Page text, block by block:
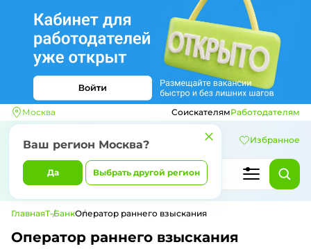
Москва
Ваш регион Москва?
Да Выбрать другой регион
СоискателямРаботодателям
Избранное
ГлавнаяТ-БанкОператор раннего взыскания
Оператор раннего взыскания